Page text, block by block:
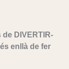
de DIVERTIR-
enllà de fer